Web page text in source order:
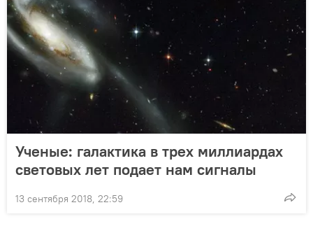
Ученые: галактика в трех миллиардах
световых лет подает нам сигналы
13 сентября 2018, 22:59